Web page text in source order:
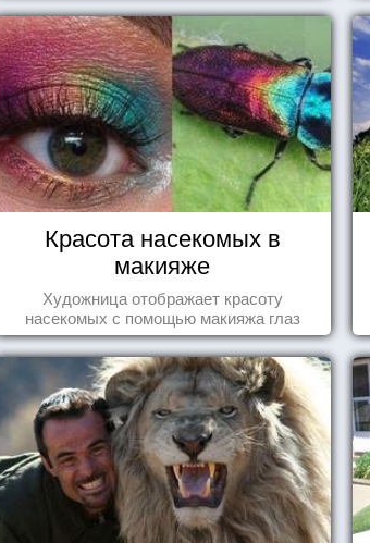
Красота насекомых в
макияже
Художница отображает красоту
насекомых с помощью макияжа глаз